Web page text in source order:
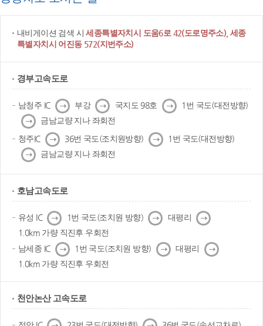
내비게이션 검색 시세종특별자치시 도움6로 42(도로명주소), 세종
특별자치시 어진동 572(지번주소)
경부고속도로
남청주 IC 다
음
부강 다
음
국지도 98호 다
음
1번 국도(대전방향)
다
음
금남교량 지나 좌회전
청주IC 다
음
36번 국도(조치원방향) 다
음
1번 국도(대전방향)
다
음
금남교량 지나 좌회전
호남고속도로
유성 IC 다
음
1번 국도(조치원 방향) 다
음
대평리 다
음
1.0km 가량 직진후 우회전
남세종 IC 다
음
1번 국도(조치원 방향) 다
음
대평리
다
음
1.0km 가량 직진후 우회전
천안논산 고속도로
다
다